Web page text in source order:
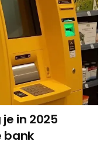
in 2025
bank